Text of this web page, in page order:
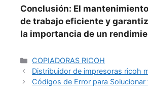
Conclusión: El
de trabajo eficiente y
la importancia de un
COPIADORAS RICOH
Distribuidor de impresoras ricoh
Códigos de Error para